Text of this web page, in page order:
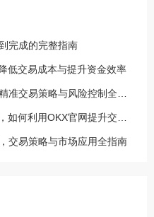
完成的完整指南
低交易成本与提升资金效率
交易策略与市场应用全指南